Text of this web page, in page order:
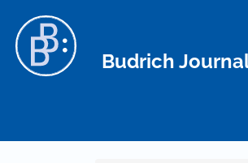
Hauptinhalt
Sidebar
Budrich